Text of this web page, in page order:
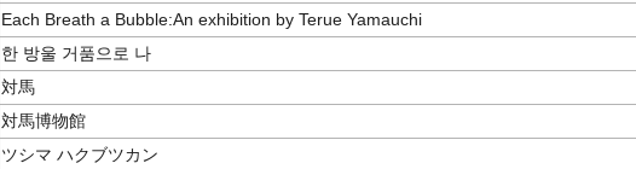
Each Breath a Bubble:An exhibition by Terue Yamauchi
한 방울 거품으로 나
対馬
対馬博物館
ツシマ ハクブツカン